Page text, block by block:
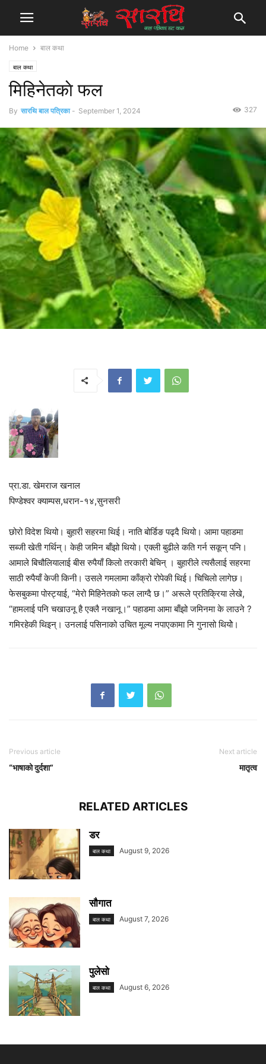
Home बाल कथा
बाल कथा
मिहिनेतक‍ाे फल
By सारथि बाल पत्रिका - September 1, 2024 327
प्रा.डा. खेमराज खनाल
पिण्डेश्वर क्याम्पस,धरान-१४,सुनसरी
छोरो विदेश थियो। बुहारी सहरमा थिई। नाति बोर्डिङ पढ्दै थियो। आमा पहाडमा
सब्जी खेती गर्थिन्। केही जमिन बाँझो थियो। एक्ली बुढीले कति गर्न सकून् पनि।
आमाले बिचौलियालाई बीस रुपैयाँ किलो तरकारी बेचिन् । बुहारीले त्यसैलाई सहरमा
साठी रुपैयाँ केजी किनी। उसले गमलामा काँक्रो रोपेकी थिई। चिचिलो लागेछ।
फेसबुकमा पोस्ट्याई, “मेरो मिहिनेतकाे फल लाग्दै छ।” अरूले प्रतिक्रिया लेखे,
“हामलाई पनि चखाउनू है एक्लै नखानू।” पहाडमा आमा बाँझो जमिनमा के लाउने ?
गमिरहेकी थिइन्। उनलाई पसिनाको उचित मूल्य नपाएकामा नि गुनासो थियोे।
Previous article
“भाषाको दुर्दशा”
Next article
मातृत्व
RELATED ARTICLES
डर
बाल कथा August 9, 2026
सौगात
बाल कथा August 7, 2026
पुलेसो
बाल कथा August 6, 2026